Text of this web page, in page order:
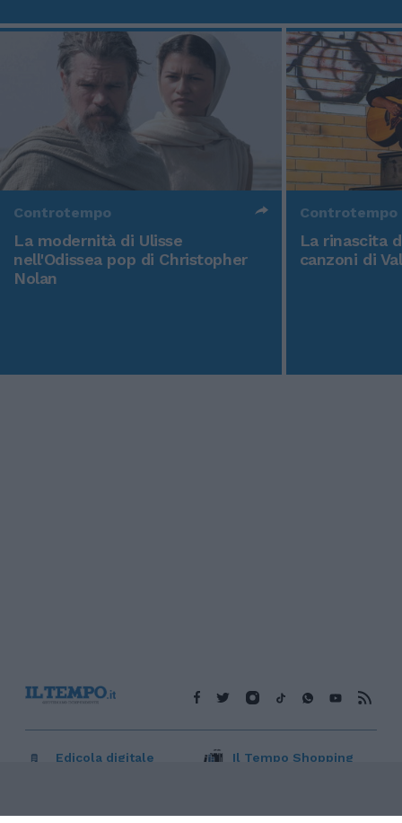
Controtempo
La modernità di Ulisse
nell'Odissea pop di Christopher
Nolan
Controtempo
La rinascita
canzoni di
Edicola digitale Il Tempo Shopping